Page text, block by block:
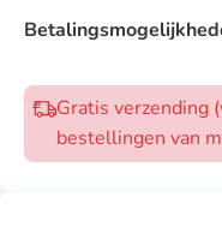
Gratis verzending
bestellingen van